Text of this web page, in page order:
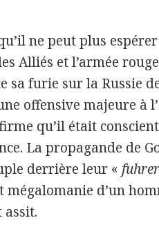
ne peut plus
Alliés et l’armée
sa furie sur la Russie
offensive majeure à
qu’il était
La propagande de
derrière leur « fuhrer
d’un